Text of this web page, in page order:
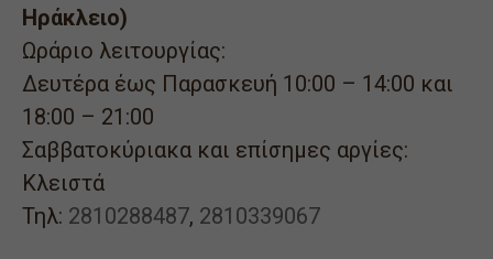
Ηράκλειο)
Ωράριο λειτουργίας:
Δευτέρα έως Παρασκευή 10:00 – 14:00 και
18:00 – 21:00
Σαββατοκύριακα και επίσημες αργίες:
Κλειστά
Τηλ: 2810288487, 2810339067